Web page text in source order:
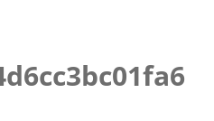
洗濯機クリーニング